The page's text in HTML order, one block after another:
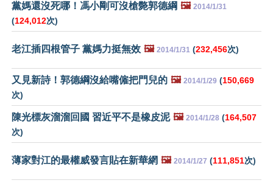
黨媽還沒死哪！馮小剛可沒槍斃郭德綱 🖼️ 2014/1/31
(124,012次)
老江插四根管子 黨媽力挺無效 🖼️ 2014/1/31 (232,456次)
又見新詩！郭德綱沒給嘴僱把門兒的 🖼️ 2014/1/29 (150,669
次)
陳光標灰溜溜回國 習近平不是橡皮泥 🖼️ 2014/1/28 (164,507
次)
薄家對江的最權威發言貼在新華網 🖼️ 2014/1/27 (111,851次)